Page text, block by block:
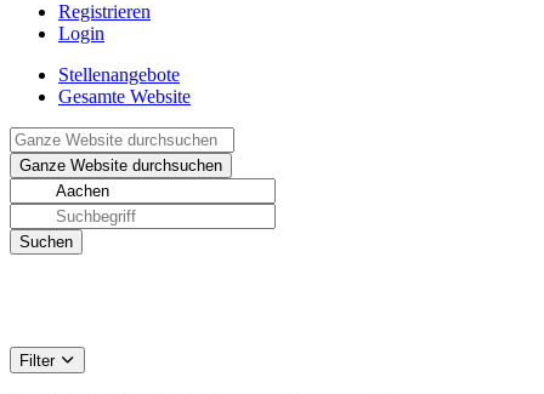
Registrieren
Login
Stellenangebote
Gesamte Website
Filter